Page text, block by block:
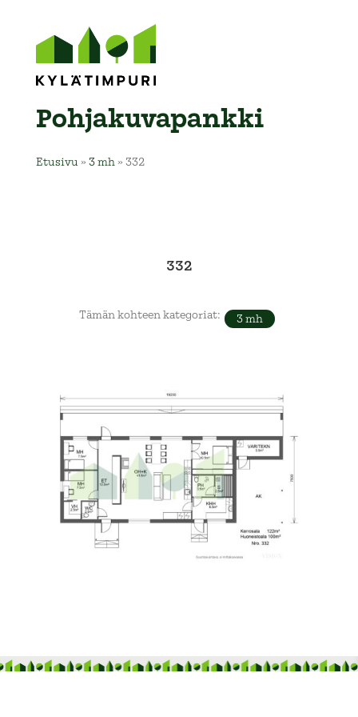
Pohja­kuva­pankki
Etusivu» 3 mh» 332
332
Tämän kohteen kategoriat: 3 mh